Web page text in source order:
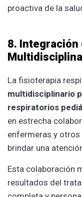
proactiva de la
8. Integración
La fisioterapia
multidisciplinario
respiratorios
en estrecha
enfermeras y
brindar una
Esta colaboración
resultados del